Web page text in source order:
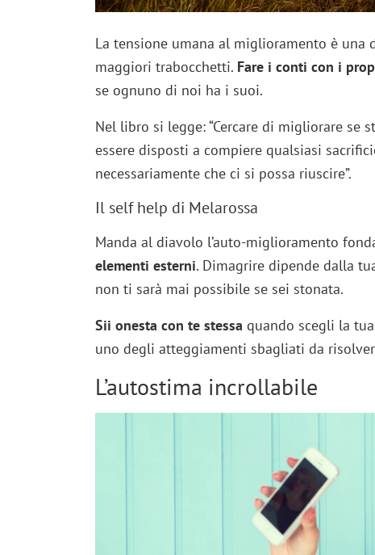
La tensione umana al miglioramento è una
maggiori trabocchetti. Fare i conti con i
se ognuno di noi ha i suoi.
Nel libro si legge: “Cercare di migliorare
essere disposti a compiere qualsiasi
necessariamente che ci si possa riuscire”.
Il self help di Melarossa
Manda al diavolo l’auto-miglioramento
elementi esterni. Dimagrire dipende dalla
non ti sarà mai possibile se sei stonata.
Sii onesta con te stessa quando scegli la
uno degli atteggiamenti sbagliati da
L’autostima incrollabile